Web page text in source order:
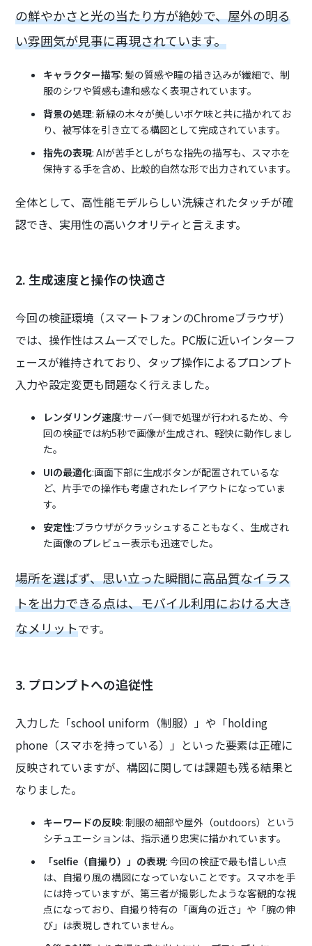
の鮮やかさと光の当たり方が絶妙で、屋外の明る
い雰囲気が見事に再現されています。
キャラクター描写: 髪の質感や瞳の描き込みが繊細で、制
服のシワや質感も違和感なく表現されています。
背景の処理: 新緑の木々が美しいボケ味と共に描かれてお
り、被写体を引き立てる構図として完成されています。
指先の表現: AIが苦手としがちな指先の描写も、スマホを
保持する手を含め、比較的自然な形で出力されています。
全体として、高性能モデルらしい洗練されたタッチが確
認でき、実用性の高いクオリティと言えます。
2. 生成速度と操作の快適さ
今回の検証環境（スマートフォンのChromeブラウザ）
では、操作性はスムーズでした。PC版に近いインターフ
ェースが維持されており、タップ操作によるプロンプト
入力や設定変更も問題なく行えました。
レンダリング速度:サーバー側で処理が行われるため、今
回の検証では約5秒で画像が生成され、軽快に動作しまし
た。
UIの最適化:画面下部に生成ボタンが配置されているな
ど、片手での操作も考慮されたレイアウトになっていま
す。
安定性:ブラウザがクラッシュすることもなく、生成され
た画像のプレビュー表示も迅速でした。
場所を選ばず、思い立った瞬間に高品質なイラス
トを出力できる点は、モバイル利用における大き
なメリットです。
3. プロンプトへの追従性
入力した「school uniform（制服）」や「holding
phone（スマホを持っている）」といった要素は正確に
反映されていますが、構図に関しては課題も残る結果と
なりました。
キーワードの反映: 制服の細部や屋外（outdoors）という
シチュエーションは、指示通り忠実に描かれています。
「selfie（自撮り）」の表現: 今回の検証で最も惜しい点
は、自撮り風の構図になっていないことです。スマホを手
には持っていますが、第三者が撮影したような客観的な視
点になっており、自撮り特有の「画角の近さ」や「腕の伸
び」は表現しきれていません。